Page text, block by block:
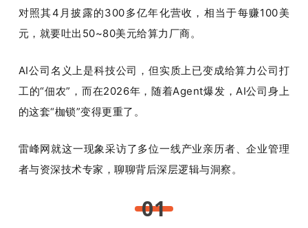
对照其4月披露的300多亿年化营收，相当于每赚100美
元，就要吐出50~80美元给算力厂商。
AI公司名义上是科技公司，但实质上已变成给算力公司打
工的“佃农”，而在2026年，随着Agent爆发，AI公司身上
的这套“枷锁”变得更重了。
雷峰网就这一现象采访了多位一线产业亲历者、企业管理
者与资深技术专家，聊聊背后深层逻辑与洞察。
01